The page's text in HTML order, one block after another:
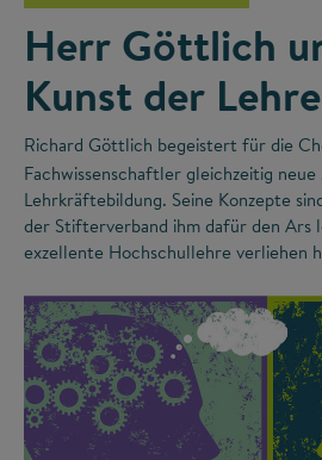
Herr Göttlich
Kunst der Lehre
Richard Göttlich begeistert für die
Fachwissenschaftler gleichzeitig
Lehrkräftebildung. Seine Konzepte
der Stifterverband ihm dafür den Ars
exzellente Hochschullehre verliehen